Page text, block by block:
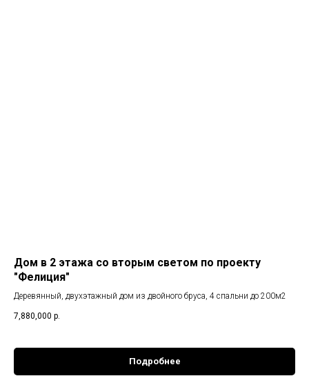
Дом в 2 этажа со вторым светом по проекту
"Фелиция"
Деревянный, двухэтажный дом из двойного бруса, 4 спальни до 200м2
7,880,000 р.
Подробнее